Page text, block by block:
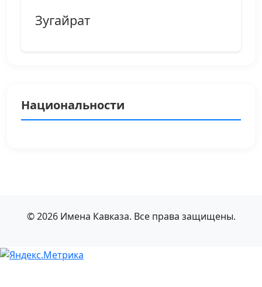
Зугайрат
Национальности
© 2026 Имена Кавказа. Все права защищены.